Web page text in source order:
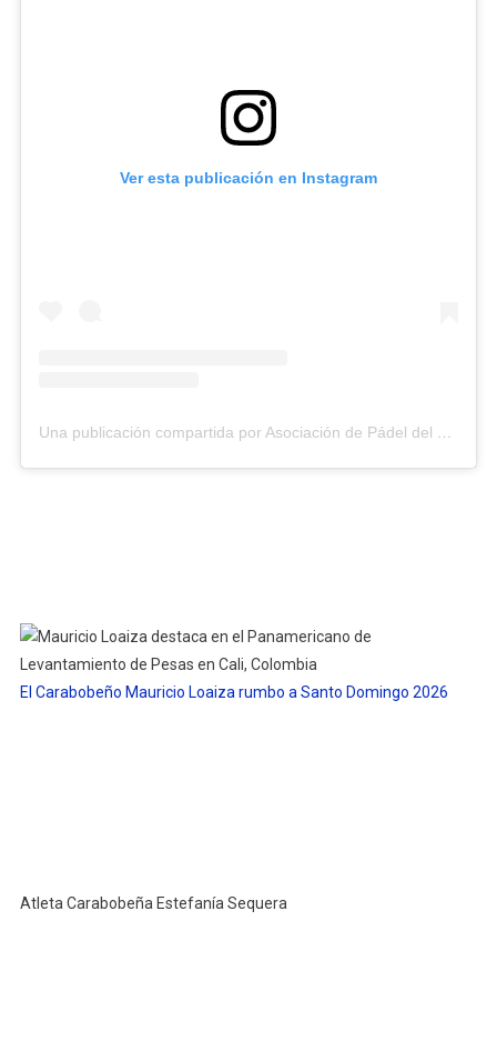
Ver esta publicación en Instagram
Una publicación compartida por Asociación de Pádel del Estado Carabobo (@asopadelcarabobo)
El Carabobeño Mauricio Loaiza rumbo a Santo Domingo 2026
Atleta Carabobeña Estefanía Sequera